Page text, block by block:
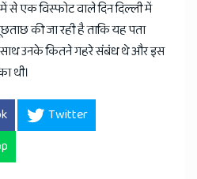
से एक विस्फोट वाले दिन दिल्ली में
की जा रही है ताकि यह पता
उनके कितने गहरे संबंध थे और इस
थी।
Twitter